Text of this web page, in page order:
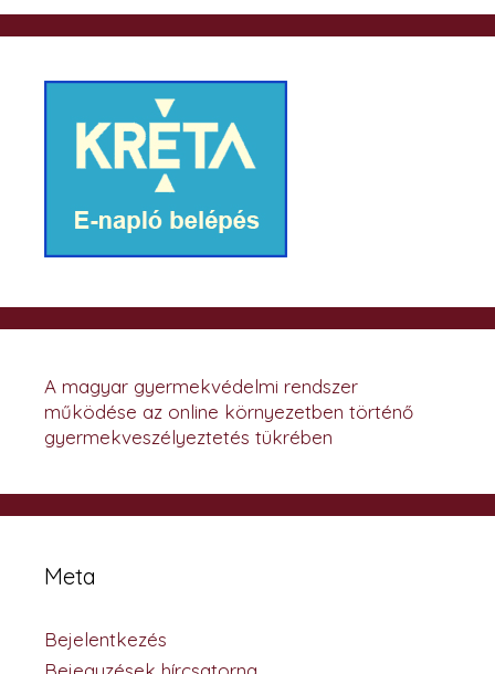
A magyar gyermekvédelmi rendszer
működése az online környezetben történő
gyermekveszélyeztetés tükrében
Meta
Bejelentkezés